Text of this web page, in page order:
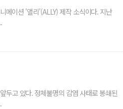
메이션 '앨리'(ALLY) 제작 소식이다. 지난
두고 있다. 정체불명의 감염 사태로 봉쇄된